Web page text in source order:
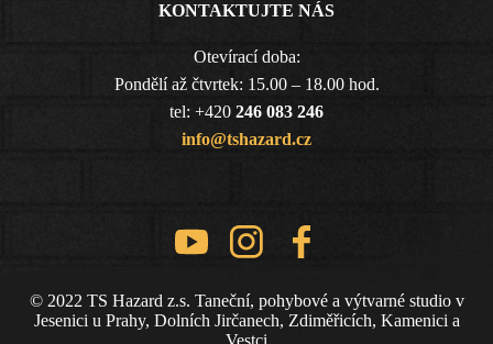
KONTAKTUJTE NÁS
Otevírací doba:
Pondělí až čtvrtek: 15.00 – 18.00 hod.
tel: +420 246 083 246
info@tshazard.cz
© 2022 TS Hazard z.s. Taneční, pohybové a výtvarné studio v
Jesenici u Prahy, Dolních Jirčanech, Zdiměřicích, Kamenici a
Vestci